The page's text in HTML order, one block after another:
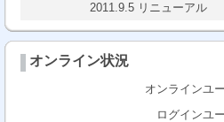
2011.9.5 リニューアル
オンライン状況
オンラインユ
ログインユ